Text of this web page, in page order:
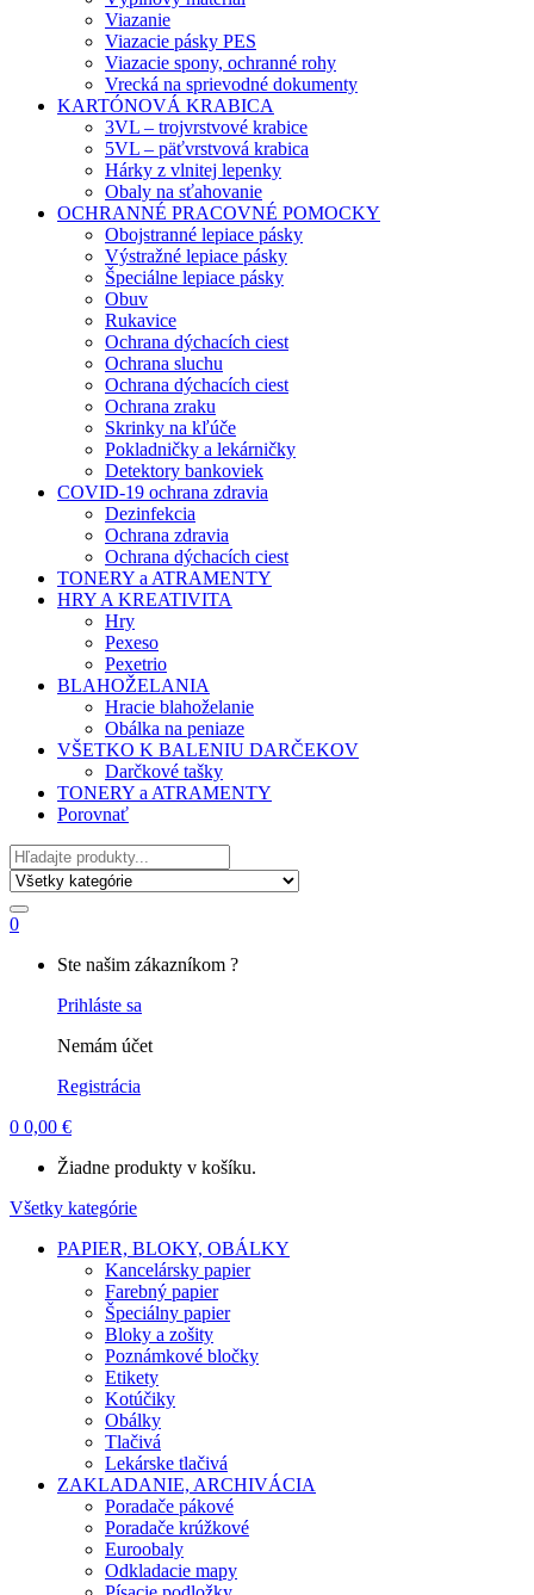
Viazanie
Viazacie pásky PES
Viazacie spony, ochranné rohy
Vrecká na sprievodné dokumenty
KARTÓNOVÁ KRABICA
3VL – trojvrstvové krabice
5VL – päťvrstvová krabica
Hárky z vlnitej lepenky
Obaly na sťahovanie
OCHRANNÉ PRACOVNÉ POMOCKY
Obojstranné lepiace pásky
Výstražné lepiace pásky
Špeciálne lepiace pásky
Obuv
Rukavice
Ochrana dýchacích ciest
Ochrana sluchu
Ochrana dýchacích ciest
Ochrana zraku
Skrinky na kľúče
Pokladničky a lekárničky
Detektory bankoviek
COVID-19 ochrana zdravia
Dezinfekcia
Ochrana zdravia
Ochrana dýchacích ciest
TONERY a ATRAMENTY
HRY A KREATIVITA
Hry
Pexeso
Pexetrio
BLAHOŽELANIA
Hracie blahoželanie
Obálka na peniaze
VŠETKO K BALENIU DARČEKOV
Darčkové tašky
TONERY a ATRAMENTY
Porovnať
Hľadať
0
Ste našim zákazníkom ?
Prihláste sa
Nemám účet
Registrácia
0 0,00 €
Žiadne produkty v košíku.
Všetky kategórie
PAPIER, BLOKY, OBÁLKY
Kancelársky papier
Farebný papier
Špeciálny papier
Bloky a zošity
Poznámkové bločky
Etikety
Kotúčiky
Obálky
Tlačivá
Lekárske tlačivá
ZAKLADANIE, ARCHIVÁCIA
Poradače pákové
Poradače krúžkové
Euroobaly
Odkladacie mapy